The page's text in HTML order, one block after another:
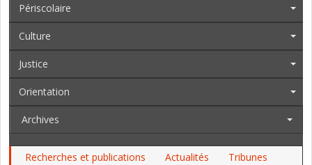
Périscolaire
Culture
Justice
Orientation
Archives
Recherches et publications Actualités
Tribunes